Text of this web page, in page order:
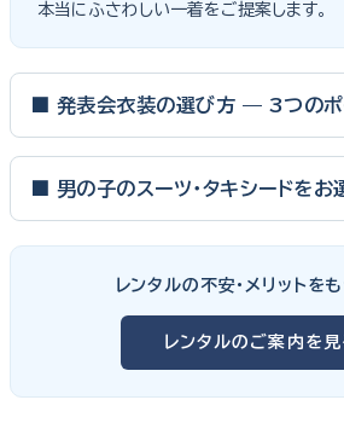
本当にふさわしい一着をご提案します。
■ 発表会衣装の選び方 — 3つのポ
ピアノ発表会・バイオリン発表会・コンク
って特別な一日。元ピアノ教師としての経
① サイズは"ジャストフィット"を選ぶ
舞台上で最も美しく見えるのは、お子様の
イズのドレス・スーツです。「大きめを買っ
■ 男の子のスーツ・タキシードをお
向け、スリーピーススーツやベストスタイル
けと、シーンで使い分けるのがおすすめです
ツ・タキシード一覧
レンタルの不安・メリットを
レンタルのご案内を